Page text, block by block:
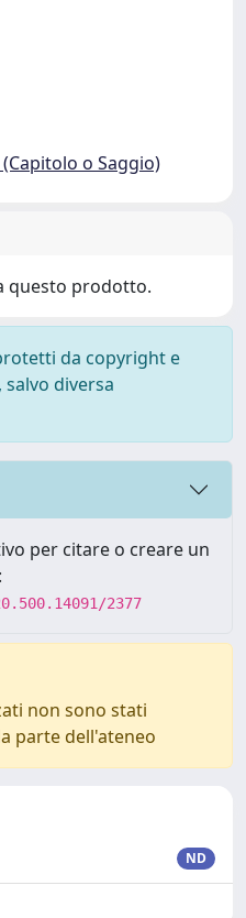
o Saggio)
questo prodotto.
da copyright e
diversa
per citare o creare un
2377
non sono stati
parte dell'ateneo
ND